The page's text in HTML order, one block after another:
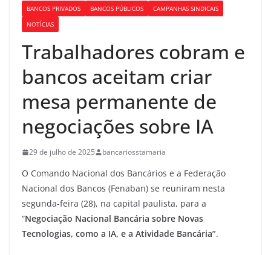
BANCOS PRIVADOS BANCOS PÚBLICOS
CAMPANHAS SINDICAIS
NOTÍCIAS
Trabalhadores cobram e
bancos aceitam criar
mesa permanente de
negociações sobre IA
29 de julho de 2025 bancariosstamaria
O Comando Nacional dos Bancários e a Federação
Nacional dos Bancos (Fenaban) se reuniram nesta
segunda-feira (28), na capital paulista, para a
“Negociação Nacional Bancária sobre Novas
Tecnologias, como a IA, e a Atividade Bancária”.